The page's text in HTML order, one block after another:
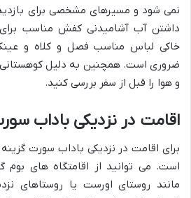
نمی شود و مسیرهای مشخصی برای
داشتن آب آشامیدنی کفش مناسب
خاکی لباس مناسب فصل و کلاه و
ضروری است. همچنین به دلیل
و هوا را قبل از سفر بررسی کنید.
اقامت در نزدیکی باداب
برای اقامت در نزدیکی باداب سورت
است. می توانید از اقامتگاه های بوم
مانند روستای اورست یا روستاهای